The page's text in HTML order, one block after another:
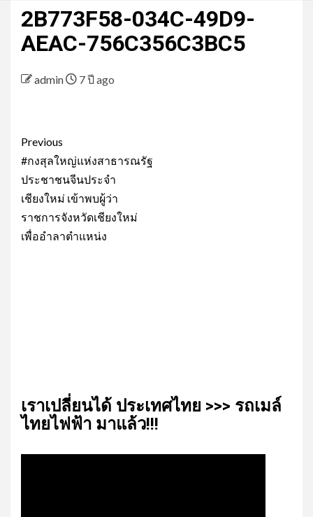
2B773F58-034C-49D9-
AEAC-756C356C3BC5
admin 7 ปี ago
Post
navigation
Previous
#กงสุลใหญ่แห่งสาธารณรัฐ
ประชาชนจีนประจำ
เชียงใหม่ เข้าพบผู้ว่า
ราชการจังหวัดเชียงใหม่
เพื่ออำลาตำแหน่ง
เรา​เปลี่ยน​ได้​ ประเทศ​ไทย​ >>> รถเมล์​
ไทย​ไฟฟ้า​ มาแล้ว!!!